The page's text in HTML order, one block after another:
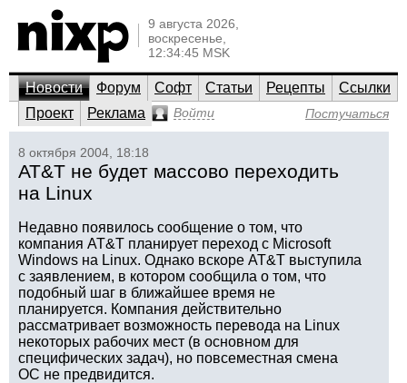
9 августа 2026,
воскресенье,
12:34:45 MSK
Новости Форум Софт Статьи Рецепты
Ссылки
Проект
Реклама Войти Постучаться
8 октября 2004, 18:18
AT&T не будет массово переходить
на Linux
Недавно появилось сообщение о том, что
компания AT&T планирует переход с Microsoft
Windows на Linux. Однако вскоре AT&T выступила
с заявлением, в котором сообщила о том, что
подобный шаг в ближайшее время не
планируется. Компания действительно
рассматривает возможность перевода на Linux
некоторых рабочих мест (в основном для
специфических задач), но повсеместная смена
ОС не предвидится.